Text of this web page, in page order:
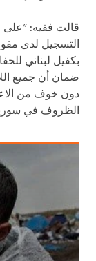
قالت فقيه: "على
التسجيل لدى
بكفيل لبناني
ضمان أن جميع
دون خوف من
الظروف في